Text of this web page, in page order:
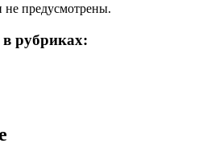
предусмотрены.
рубриках: